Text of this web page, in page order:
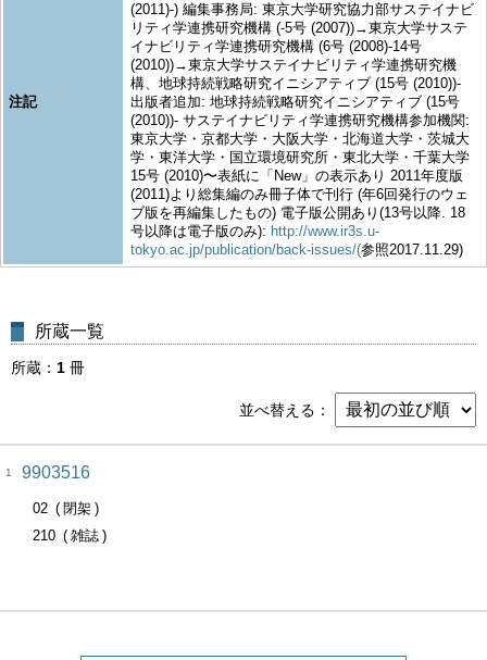
注記
(2011)-) 編集事務局: 東京大学研究協力部サステイナビ
リティ学連携研究機構 (-5号 (2007))→東京大学サステ
イナビリティ学連携研究機構 (6号 (2008)-14号
(2010))→東京大学サステイナビリティ学連携研究機
構、地球持続戦略研究イニシアティブ (15号 (2010))-
出版者追加: 地球持続戦略研究イニシアティブ (15号
(2010))- サステイナビリティ学連携研究機構参加機関:
東京大学・京都大学・大阪大学・北海道大学・茨城大
学・東洋大学・国立環境研究所・東北大学・千葉大学
15号 (2010)〜表紙に「New」の表示あり 2011年度版
(2011)より総集編のみ冊子体で刊行 (年6回発行のウェ
ブ版を再編集したもの) 電子版公開あり(13号以降. 18
号以降は電子版のみ): http://www.ir3s.u-
tokyo.ac.jp/publication/back-issues/(参照2017.11.29)
所蔵一覧
所蔵 1 冊
並べ替える
1 9903516
02
閉架
210
雑誌